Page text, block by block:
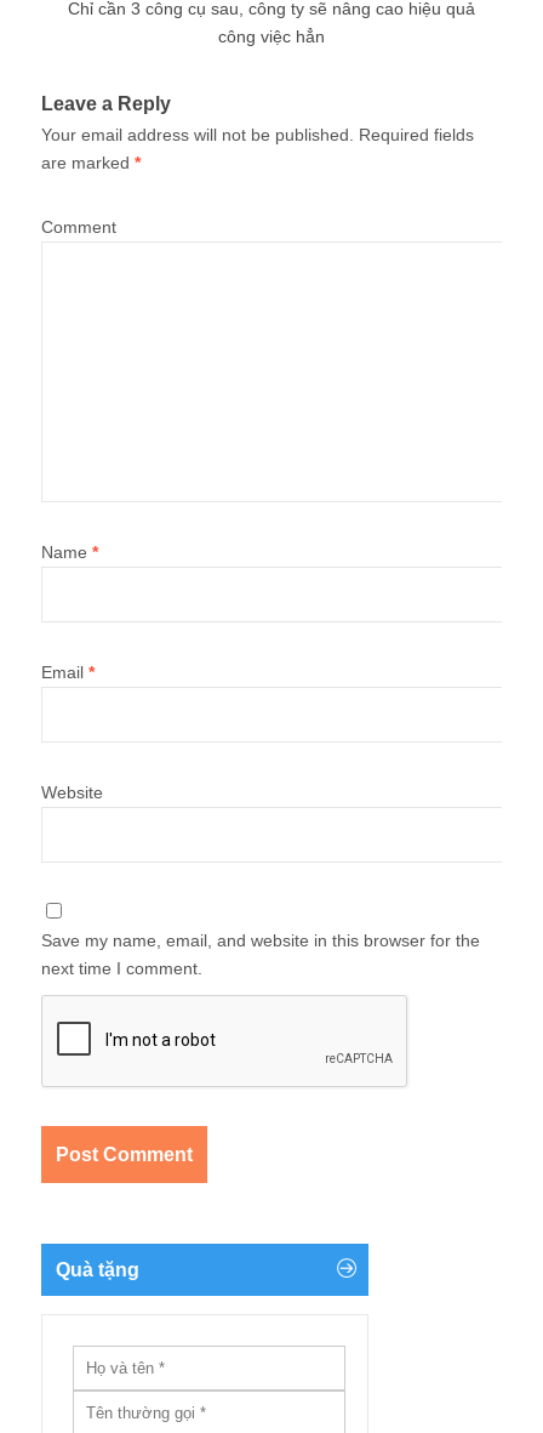
Chỉ cần 3 công cụ sau, công ty sẽ nâng cao hiệu quả
công việc hẳn
Leave a Reply
Your email address will not be published. Required fields
are marked *
Comment
Name *
Email *
Website
Save my name, email, and website in this browser for the
next time I comment.
Quà tặng